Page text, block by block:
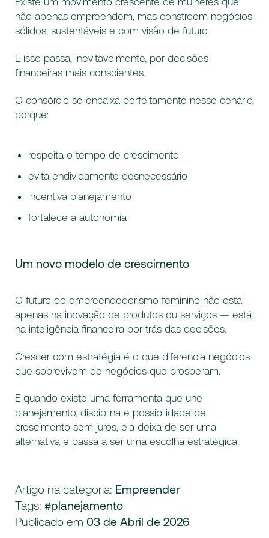
não apenas empreendem, mas constroem negócios
sólidos, sustentáveis e com visão de futuro.
E isso passa, inevitavelmente, por decisões
financeiras mais conscientes.
O consórcio se encaixa perfeitamente nesse cenário,
porque:
respeita o tempo de crescimento
evita endividamento desnecessário
incentiva planejamento
fortalece a autonomia
Um novo modelo de crescimento
O futuro do empreendedorismo feminino não está
apenas na inovação de produtos ou serviços — está
na inteligência financeira por trás das decisões.
Crescer com estratégia é o que diferencia negócios
que sobrevivem de negócios que prosperam.
E quando existe uma ferramenta que une
planejamento, disciplina e possibilidade de
crescimento sem juros, ela deixa de ser uma
alternativa e passa a ser uma escolha estratégica.
Artigo na categoria: Empreender
Tags: #planejamento
Publicado em 03 de Abril de 2026